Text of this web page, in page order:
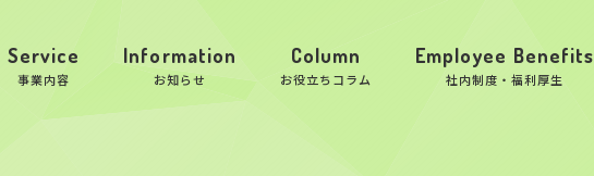
Service
事業内容
Information
お知らせ
Column
お役立ちコラム
Employee Benefits
社内制度・福利厚生